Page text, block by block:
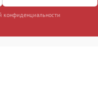
конфиденциальности